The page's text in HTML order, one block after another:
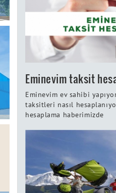
Eminevim taksit
Eminevim ev sahibi
taksitleri nasıl
hesaplama haberimizde